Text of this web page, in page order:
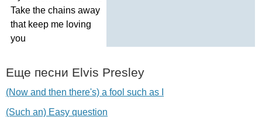
Take the chains away
that keep me loving
you
Еще песни Elvis Presley
(Now and then there's) a fool such as I
(Such an) Easy question